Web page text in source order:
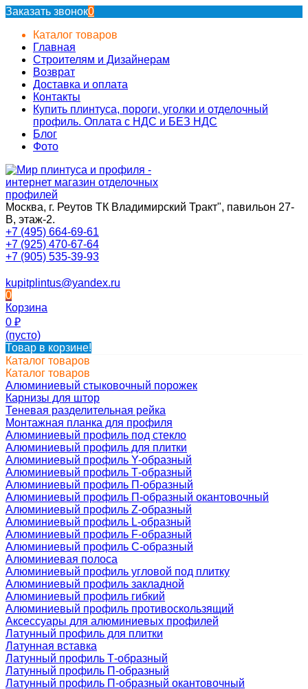
Заказать звонок0
Каталог товаров
Главная
Строителям и Дизайнерам
Возврат
Доставка и оплата
Контакты
Купить плинтуса, пороги, уголки и отделочный
профиль. Оплата с НДС и БЕЗ НДС
Блог
Фото
Москва, г. Реутов ТК Владимирский Тракт", павильон 27-
В, этаж-2.
+7 (495) 664-69-61
+7 (925) 470-67-64
+7 (905) 535-39-93
kupitplintus@yandex.ru
0
Корзина
0 ₽
(пусто)
Товар в корзине!
Каталог товаров
Каталог товаров
Алюминиевый стыковочный порожек
Карнизы для штор
Теневая разделительная рейка
Монтажная планка для профиля
Алюминиевый профиль под стекло
Алюминиевый профиль для плитки
Алюминиевый профиль Y-образный
Алюминиевый профиль Т-образный
Алюминиевый профиль П-образный
Алюминиевый профиль П-образный окантовочный
Алюминиевый профиль Z-образный
Алюминиевый профиль L-образный
Алюминиевый профиль F-образный
Алюминиевый профиль C-образный
Алюминиевая полоса
Алюминиевый профиль угловой под плитку
Алюминиевый профиль закладной
Алюминиевый профиль гибкий
Алюминиевый профиль противоскользящий
Аксессуары для алюминиевых профилей
Латунный профиль для плитки
Латунная вставка
Латунный профиль Т-образный
Латунный профиль П-образный
Латунный профиль П-образный окантовочный